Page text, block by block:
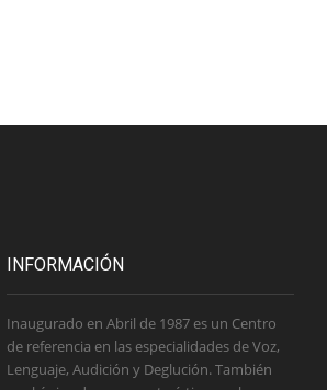
INFORMACIÓN
Inaugurado en Abril de 1987 es un Centro
de referencia en las especialidades de Voz,
Lenguaje, Audición y Deglución. También